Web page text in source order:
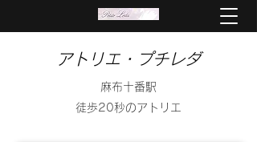
アトリエ・プチレダ
麻布十番駅
徒歩20秒のアトリエ